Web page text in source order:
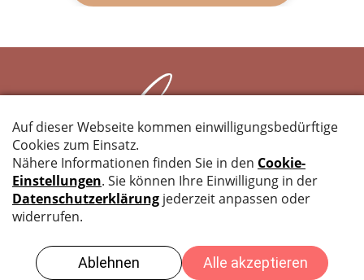
DATENSCHUTZ